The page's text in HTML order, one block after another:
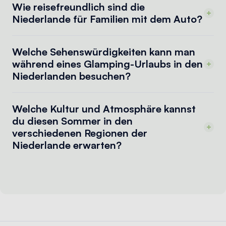
Wie reisefreundlich sind die
Niederlande für Familien mit dem Auto?
Welche Sehenswürdigkeiten kann man
während eines Glamping-Urlaubs in den
Niederlanden besuchen?
Welche Kultur und Atmosphäre kannst
du diesen Sommer in den
verschiedenen Regionen der
Niederlande erwarten?